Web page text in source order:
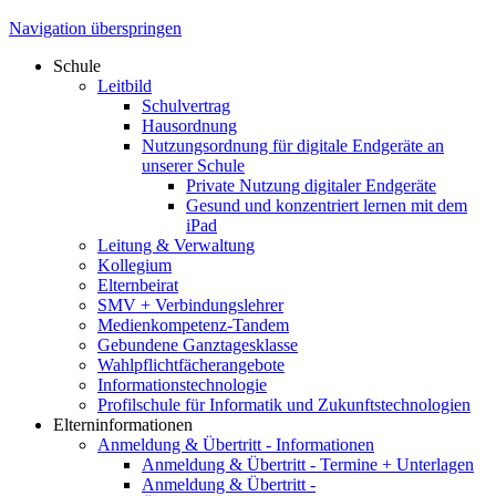
Navigation überspringen
Schule
Leitbild
Schulvertrag
Hausordnung
Nutzungsordnung für digitale Endgeräte an
unserer Schule
Private Nutzung digitaler Endgeräte
Gesund und konzentriert lernen mit dem
iPad
Leitung & Verwaltung
Kollegium
Elternbeirat
SMV + Verbindungslehrer
Medienkompetenz-Tandem
Gebundene Ganztagesklasse
Wahlpflichtfächerangebote
Informationstechnologie
Profilschule für Informatik und Zukunftstechnologien
Elterninformationen
Anmeldung & Übertritt - Informationen
Anmeldung & Übertritt - Termine + Unterlagen
Anmeldung & Übertritt -